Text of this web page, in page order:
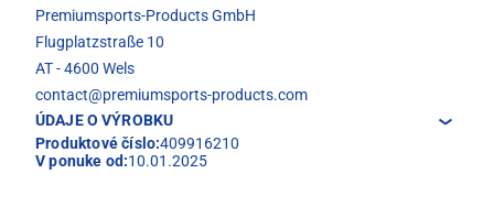
Premiumsports-Products GmbH
Flugplatzstraße 10
AT - 4600 Wels
contact@premiumsports-products.com
ÚDAJE O VÝROBKU
Produktové číslo:409916210
V ponuke od:10.01.2025